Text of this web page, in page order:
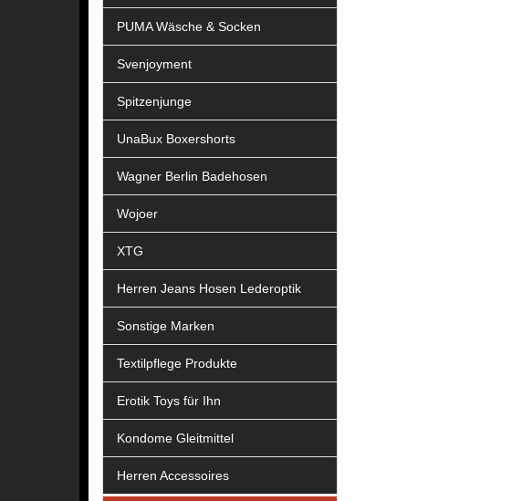
PUMA Wäsche & Socken
Svenjoyment
Spitzenjunge
UnaBux Boxershorts
Wagner Berlin Badehosen
Wojoer
XTG
Herren Jeans Hosen Lederoptik
Sonstige Marken
Textilpflege Produkte
Erotik Toys für Ihn
Kondome Gleitmittel
Herren Accessoires